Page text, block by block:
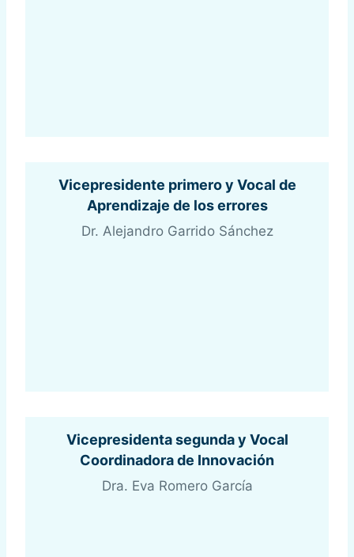
Vicepresidente primero y Vocal de
Aprendizaje de los errores
Dr. Alejandro Garrido Sánchez
Vicepresidenta segunda y Vocal
Coordinadora de Innovación
Dra. Eva Romero García